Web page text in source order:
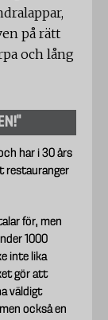
på rätt
och lång
har i 30 års
restauranger
för, men
1000
inte lika
gör att
väldigt
också en